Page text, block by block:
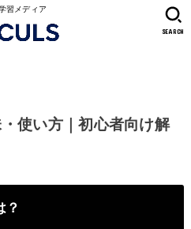
習メディア
SEARCH
使い方｜初心者向け解
？